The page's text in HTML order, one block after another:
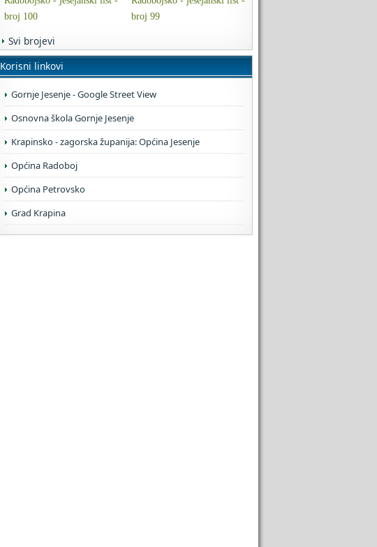
broj 100
broj 99
Svi brojevi
Korisni linkovi
Gornje Jesenje - Google Street View
Osnovna škola Gornje Jesenje
Krapinsko - zagorska županija: Općina Jesenje
Općina Radoboj
Općina Petrovsko
Grad Krapina